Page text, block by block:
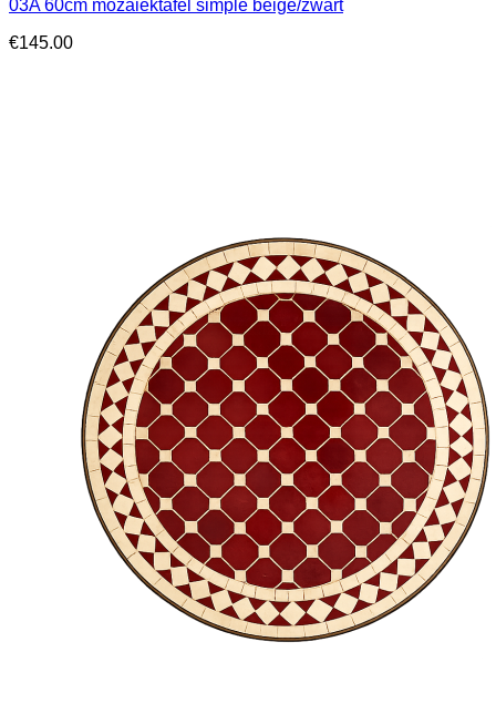
03A 60cm mozaiektafel simple beige/zwart
€145.00